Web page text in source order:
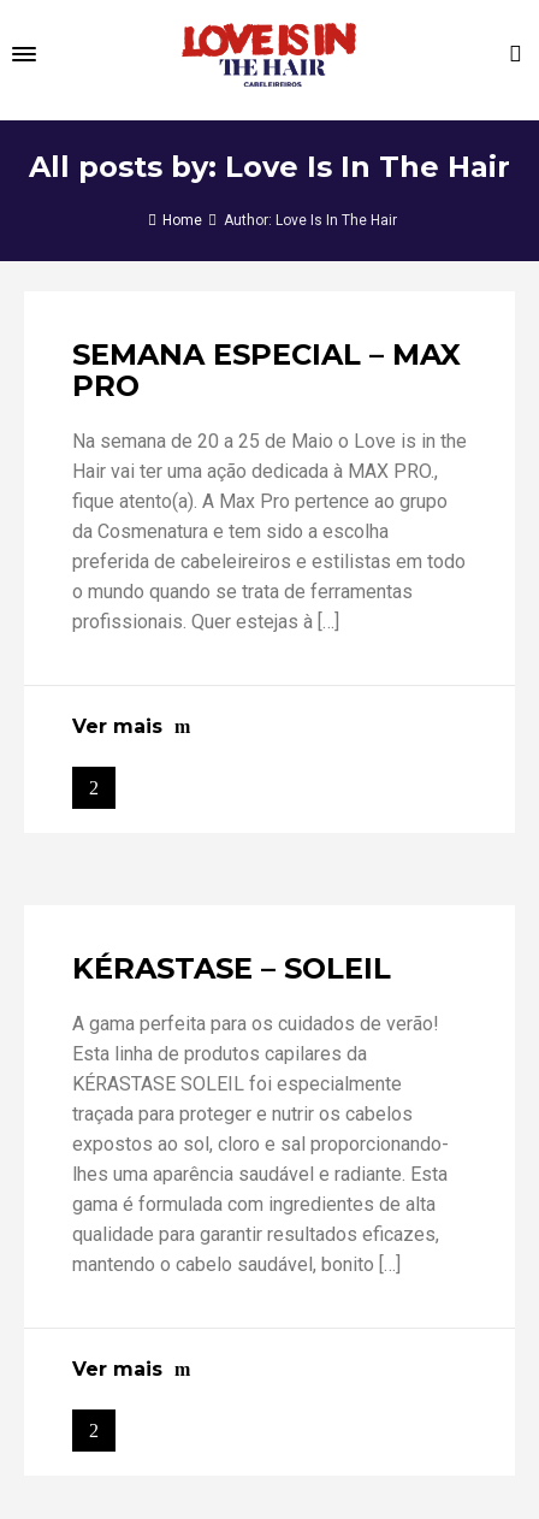
All posts by: Love Is In The Hair
Home Author: Love Is In The Hair
SEMANA ESPECIAL – MAX
PRO
Na semana de 20 a 25 de Maio o Love is in the
Hair vai ter uma ação dedicada à MAX PRO.,
fique atento(a). A Max Pro pertence ao grupo
da Cosmenatura e tem sido a escolha
preferida de cabeleireiros e estilistas em todo
o mundo quando se trata de ferramentas
profissionais. Quer estejas à […]
Ver mais
KÉRASTASE – SOLEIL
A gama perfeita para os cuidados de verão!
Esta linha de produtos capilares da
KÉRASTASE SOLEIL foi especialmente
traçada para proteger e nutrir os cabelos
expostos ao sol, cloro e sal proporcionando-
lhes uma aparência saudável e radiante. Esta
gama é formulada com ingredientes de alta
qualidade para garantir resultados eficazes,
mantendo o cabelo saudável, bonito […]
Ver mais